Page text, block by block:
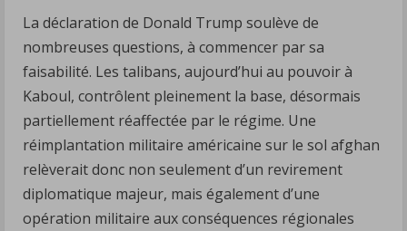
La déclaration de Donald Trump soulève de
nombreuses questions, à commencer par sa
faisabilité. Les talibans, aujourd’hui au pouvoir à
Kaboul, contrôlent pleinement la base, désormais
partiellement réaffectée par le régime. Une
réimplantation militaire américaine sur le sol afghan
relèverait donc non seulement d’un revirement
diplomatique majeur, mais également d’une
opération militaire aux conséquences régionales